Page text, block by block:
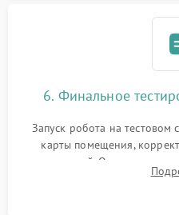
6. Финальное
Запуск робота на тестовом
карты помещения,
препятствий. Оценка силы
Тестирование